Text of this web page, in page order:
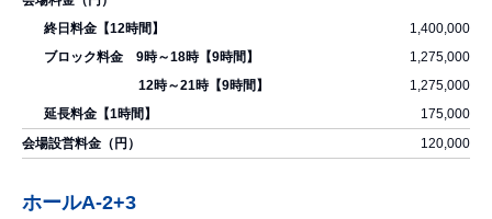
1,400,000
1,275,000
1,275,000
175,000
120,000
ホールA-2+3